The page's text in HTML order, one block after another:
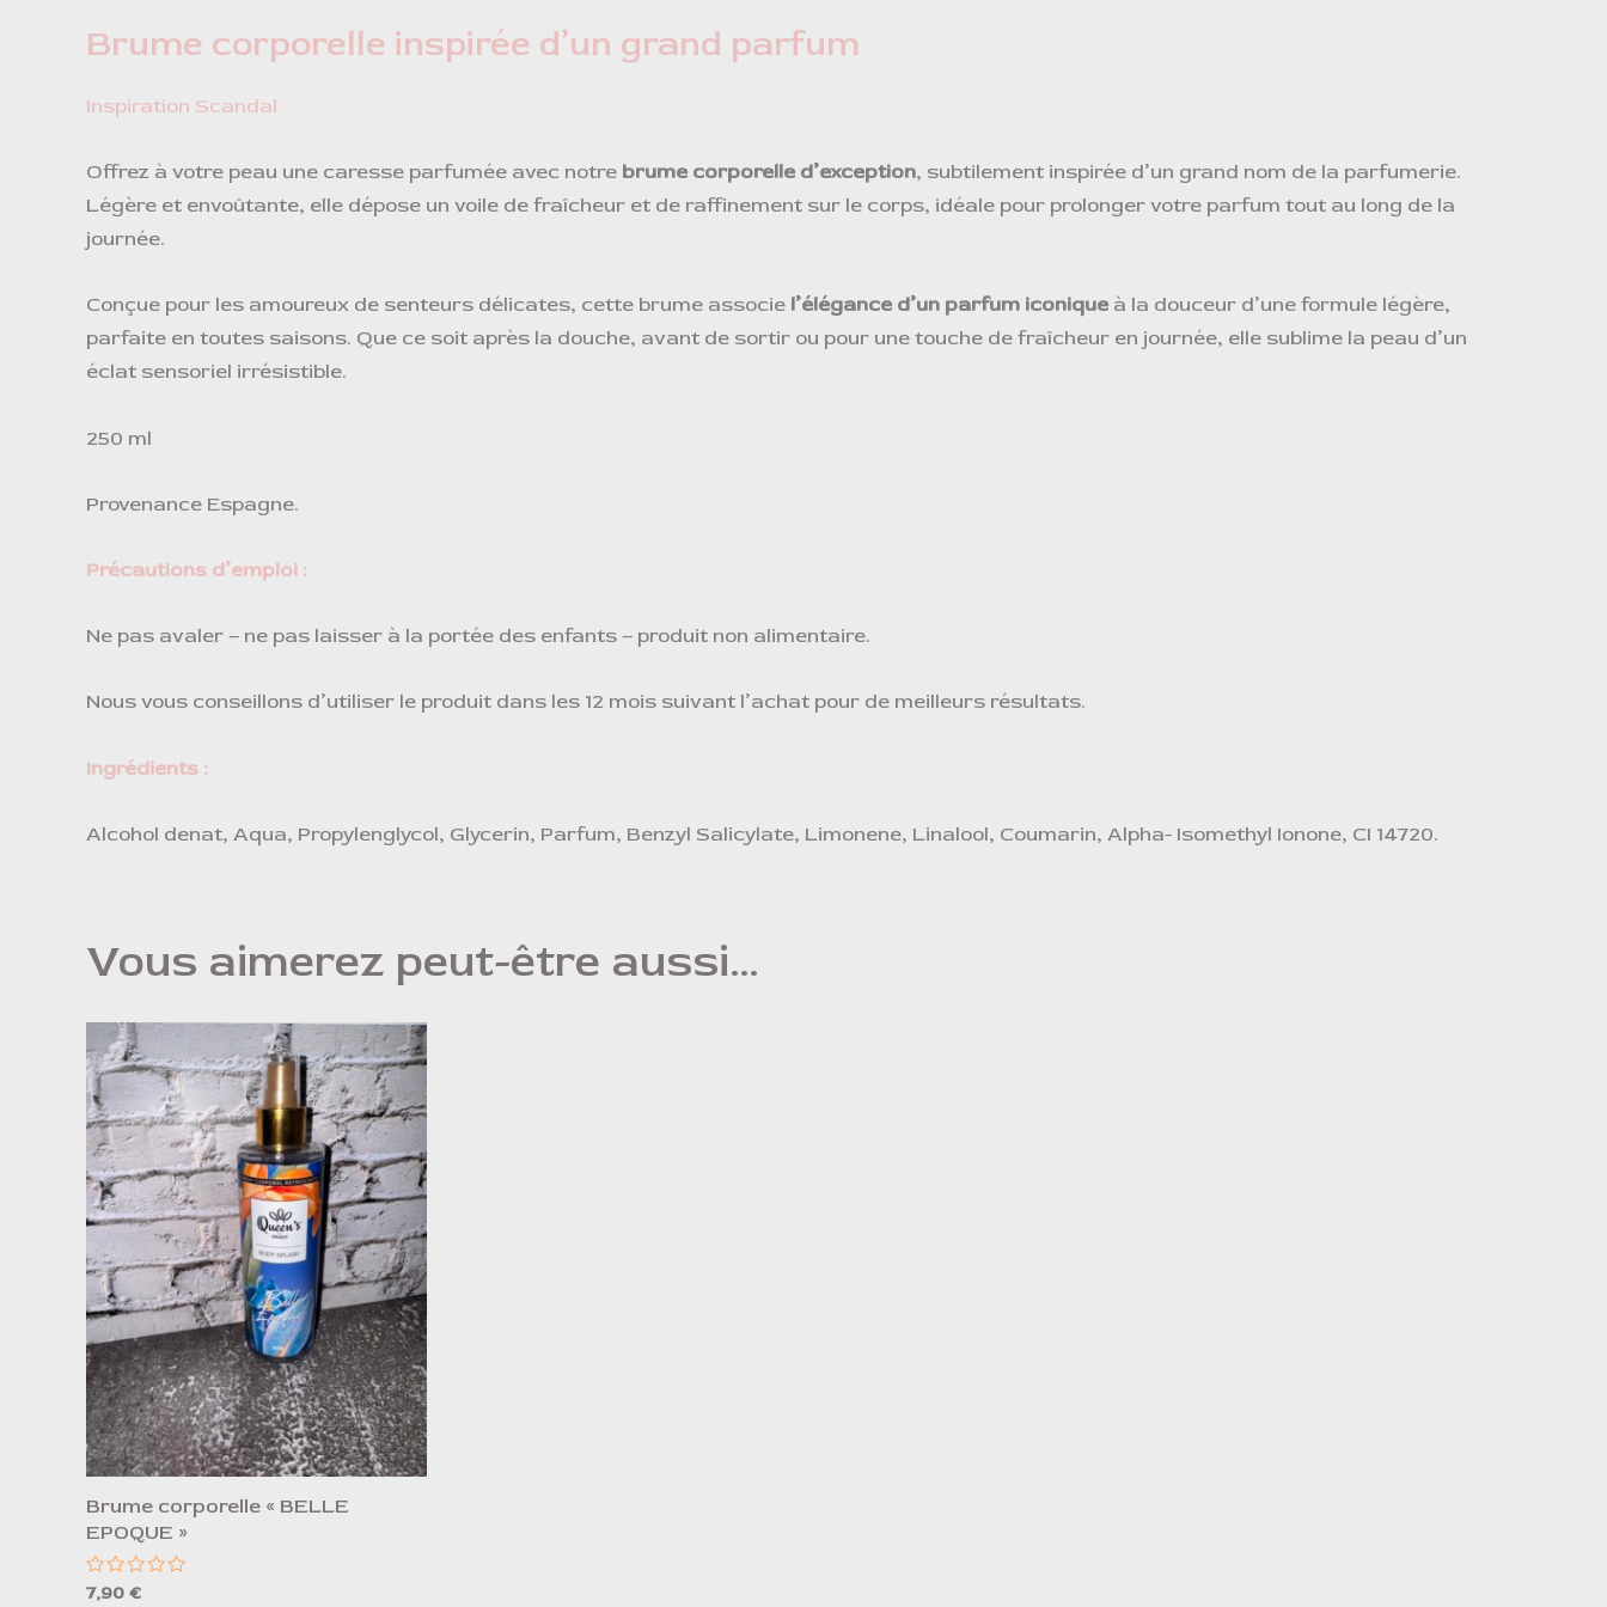
Brume corporelle inspirée d’un grand parfum
Inspiration Scandal
Offrez à votre peau une caresse parfumée avec notre brume corporelle d’exception, subtilement inspirée d’un grand nom de la parfumerie.
Légère et envoûtante, elle dépose un voile de fraîcheur et de raffinement sur le corps, idéale pour prolonger votre parfum tout au long de la
journée.
Conçue pour les amoureux de senteurs délicates, cette brume associe l’élégance d’un parfum iconique à la douceur d’une formule légère,
parfaite en toutes saisons. Que ce soit après la douche, avant de sortir ou pour une touche de fraîcheur en journée, elle sublime la peau d’un
éclat sensoriel irrésistible.
250 ml
Provenance Espagne.
Précautions d’emploi :
Ne pas avaler – ne pas laisser à la portée des enfants – produit non alimentaire.
Nous vous conseillons d’utiliser le produit dans les 12 mois suivant l’achat pour de meilleurs résultats.
Ingrédients :
Alcohol denat, Aqua, Propylenglycol, Glycerin, Parfum, Benzyl Salicylate, Limonene, Linalool, Coumarin, Alpha- Isomethyl Ionone, CI 14720.
Vous aimerez peut-être aussi…
Brume corporelle « BELLE
EPOQUE »
Note
7,90 €